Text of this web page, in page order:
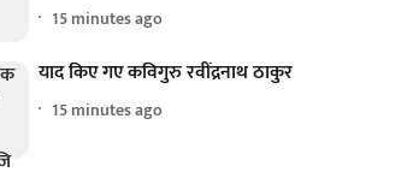
15 minutes ago
याद किए गए कविगुरु रवींद्रनाथ ठाकुर
15 minutes ago